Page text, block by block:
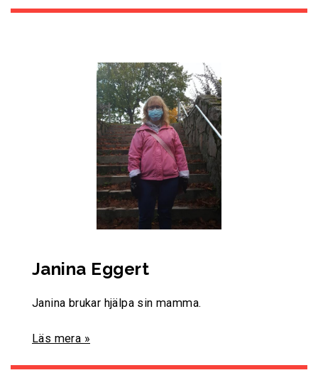
Janina Eggert
Janina brukar hjälpa sin mamma.
Läs mera »